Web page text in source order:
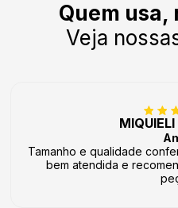
Quem usa,
Veja
Tamanho e qualidade
bem atendida e